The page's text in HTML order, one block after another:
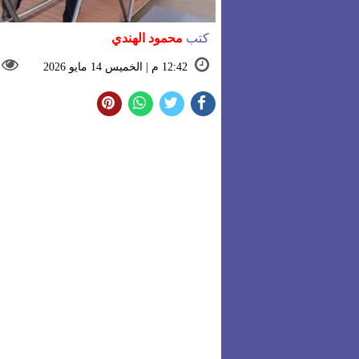
كتب محمود الهندي
12:42 م | الخميس 14 مايو 2026